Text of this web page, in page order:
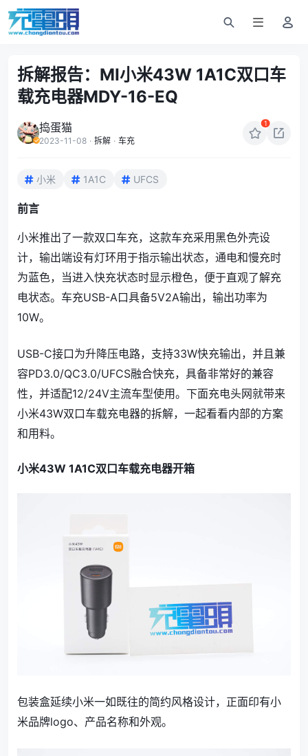
拆解报告：MI小米43W 1A1C双口车
载充电器MDY-16-EQ
捣蛋猫
2023-11-08 · 拆解 · 车充
1
小米 1A1C UFCS
前言
小米推出了一款双口车充，这款车充采用黑色外壳设
计，输出端设有灯环用于指示输出状态，通电和慢充时
为蓝色，当进入快充状态时显示橙色，便于直观了解充
电状态。车充USB-A口具备5V2A输出，输出功率为
10W。
USB-C接口为升降压电路，支持33W快充输出，并且兼
容PD3.0/QC3.0/UFCS融合快充，具备非常好的兼容
性，并适配12/24V主流车型使用。下面充电头网就带来
小米43W双口车载充电器的拆解，一起看看内部的方案
和用料。
小米43W 1A1C双口车载充电器开箱
包装盒延续小米一如既往的简约风格设计，正面印有小
米品牌logo、产品名称和外观。